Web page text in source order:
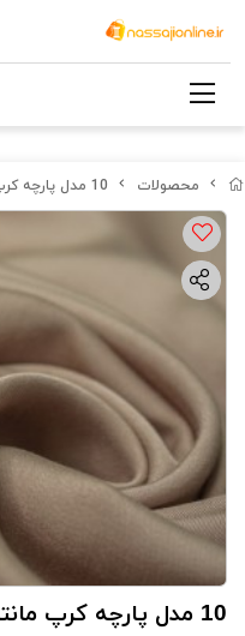
محصولات 10 مدل پارچه کرپ مانتویی {2023-1402}
10 مدل پارچه کرپ مانتویی {2023-1402}